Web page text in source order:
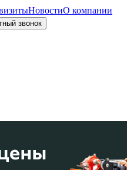
НовостиО компании
звонок